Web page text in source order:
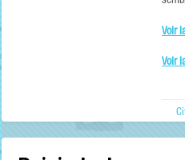
Voir
Voir